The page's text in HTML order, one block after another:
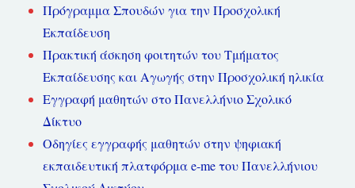
Πρόγραμμα Σπουδών για την Προσχολική
Εκπαίδευση
Πρακτική άσκηση φοιτητών του Τμήματος
Εκπαίδευσης και Αγωγής στην Προσχολική ηλικία
Εγγραφή μαθητών στο Πανελλήνιο Σχολικό
Δίκτυο
Οδηγίες εγγραφής μαθητών στην ψηφιακή
εκπαιδευτική πλατφόρμα e-me του Πανελλήνιου